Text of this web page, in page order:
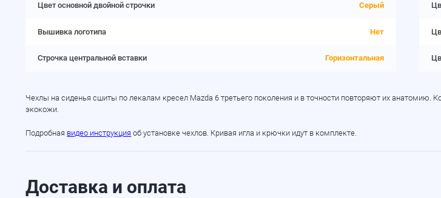
Цвет основной двойной строчки Серый
Вышивка логотипа Нет
Строчка центральной вставки Горизонтальная
Чехлы на сиденья сшиты по лекалам кресел Mazda 6 третьего поколения и в точности повторяют их анатомию.
экокожи.
Подробная видео инструкция об установке чехлов. Кривая игла и крючки идут в комплекте.
Доставка и оплата